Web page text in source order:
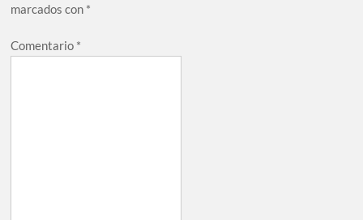
marcados con *
Comentario *